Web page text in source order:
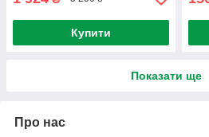
Купити
Показати ще
Про нас